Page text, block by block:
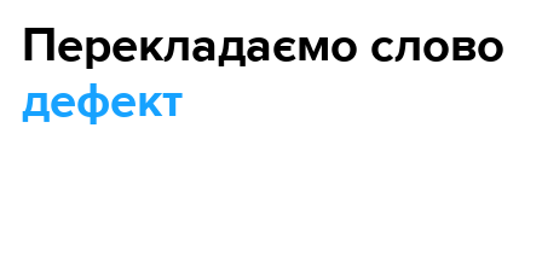
Перекладаємо слово
дефект